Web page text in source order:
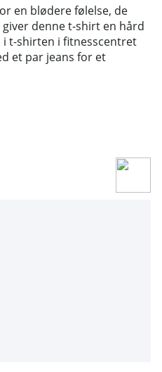
en blødere følelse, de
denne t-shirt en hård
i t-shirten i fitnesscentret
et par jeans for et